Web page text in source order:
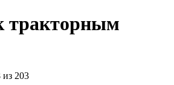
тракторным
203